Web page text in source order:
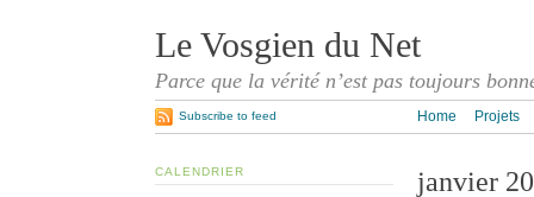
Le Vosgien du Net
Parce que la vérité n’est pas toujours
Home Projets
Subscribe to feed
janvier
CALENDRIER